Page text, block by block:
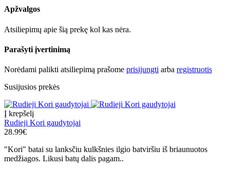
Apžvalgos
Atsiliepimų apie šią prekę kol kas nėra.
Parašyti įvertinimą
Norėdami palikti atsiliepimą prašome prisijungti arba registruotis
Susijusios prekės
Į krepšelį
Rudieji Kori gaudytojai
28.99€
"Kori" batai su lanksčiu kulkšnies ilgio batviršiu iš briaunuotos
medžiagos. Likusi batų dalis pagam..